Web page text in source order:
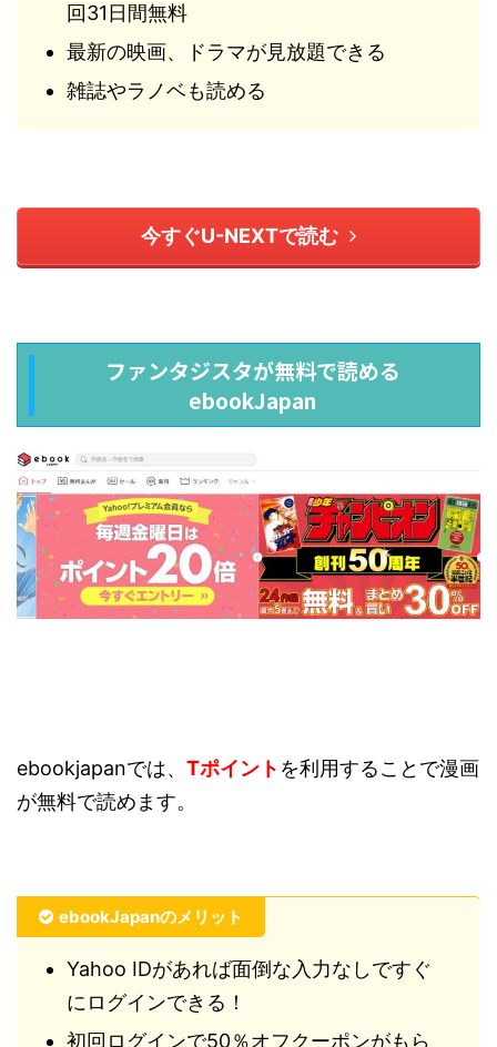
回31日間無料
最新の映画、ドラマが見放題できる
雑誌やラノベも読める
今すぐU-NEXTで読む
ファンタジスタが無料で読める
ebookJapan
ebookjapanでは、 Tポイント を利用することで漫画
が無料で読めます。
ebookJapanのメリット
Yahoo IDがあれば面倒な入力なしですぐ
にログインできる！
初回ログインで50％オフクーポンがもら